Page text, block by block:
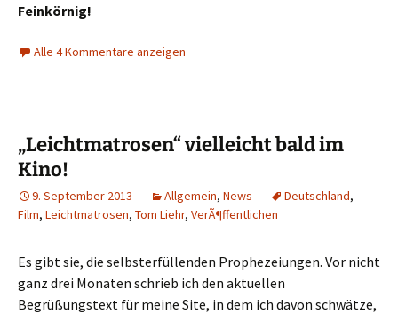
Feinkörnig!
Alle 4 Kommentare anzeigen
„Leichtmatrosen“ vielleicht bald im
Kino!
9. September 2013 Allgemein, News Deutschland,
Film, Leichtmatrosen, Tom Liehr, VerÃ¶ffentlichen
Es gibt sie, die selbsterfüllenden Prophezeiungen. Vor nicht
ganz drei Monaten schrieb ich den aktuellen
Begrüßungstext für meine Site, in dem ich davon schwätze,